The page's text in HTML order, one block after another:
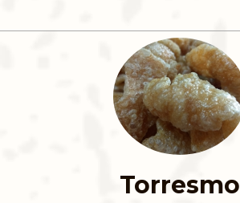
Torresmo